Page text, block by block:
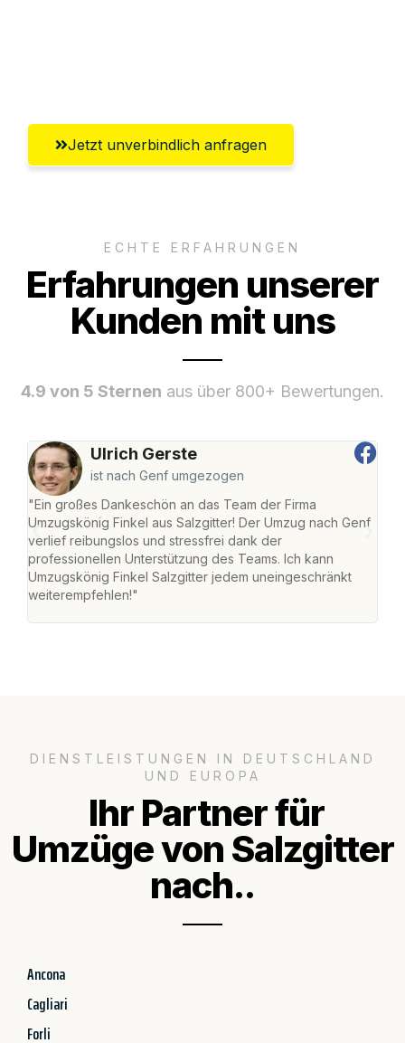
Jetzt unverbindlich anfragen
ECHTE ERFAHRUNGEN
Erfahrungen unserer
Kunden mit uns
4.9 von 5 Sternen aus über 800+ Bewertungen.
Ulrich Gerste
ist nach Genf umgezogen
"Ein großes Dankeschön an das Team der Firma
Umzugskönig Finkel aus Salzgitter! Der Umzug nach Genf
verlief reibungslos und stressfrei dank der
professionellen Unterstützung des Teams. Ich kann
Umzugskönig Finkel Salzgitter jedem uneingeschränkt
weiterempfehlen!"
DIENSTLEISTUNGEN IN DEUTSCHLAND
UND EUROPA
Ihr Partner für
Umzüge von Salzgitter
nach..
Ancona
Cagliari
Forli